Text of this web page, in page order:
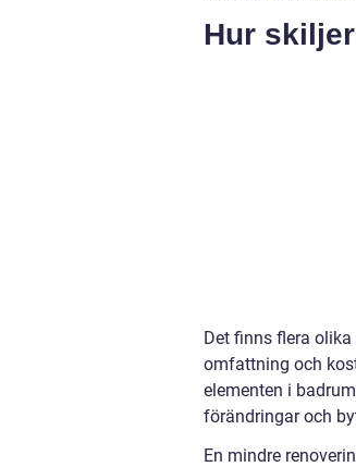
Hur
Det finns flera
omfattning och
elementen i
förändringar och
En mindre